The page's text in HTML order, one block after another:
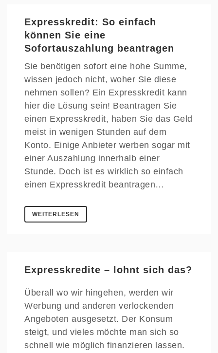
Expresskredit: So einfach
können Sie eine
Sofortauszahlung beantragen
Sie benötigen sofort eine hohe Summe,
wissen jedoch nicht, woher Sie diese
nehmen sollen? Ein Expresskredit kann
hier die Lösung sein! Beantragen Sie
einen Expresskredit, haben Sie das Geld
meist in wenigen Stunden auf dem
Konto. Einige Anbieter werben sogar mit
einer Auszahlung innerhalb einer
Stunde. Doch ist es wirklich so einfach
einen Expresskredit beantragen…
WEITERLESEN
Expresskredite – lohnt sich das?
Überall wo wir hingehen, werden wir
Werbung und anderen verlockenden
Angeboten ausgesetzt. Der Konsum
steigt, und vieles möchte man sich so
schnell wie möglich finanzieren lassen.